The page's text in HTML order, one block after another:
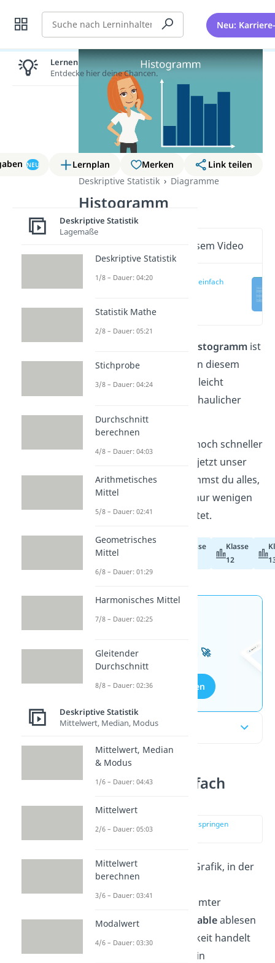
Suche Neu:
NEU Lernplan Merken
Link teilen
Deskriptive Statistik
Diagramme
Histogramm
Wichtige Inhalte in diesem Video
Histogramm einfach
Du fragst dich, was ein Histogrammist
und wie man es erstellt? In diesem
Artikel erklären wir dir es leicht
verständlich anhand anschaulicher
Beispiele!
Du möchtest das Thema noch schneller
verstehen? Dann sieh dir jetzt unser
Lernvideoan! Hier bekommst du alles,
was du wissen musst, in nur wenigen
Minuten perfekt aufbereitet.
Abiturvorbereitung
Klasse
Klasse
12
Jetzt neu: Teste dein
kostenlosen Aufgaben 🚀
Aufgaben entdecken
Inhaltsübersicht
Histogramm einfach
zur Stelle im Video springen
(00:10)
Histogramm
ist eine Grafik, in der
Häufigkeiten oder die
Häufigkeitsdichte
bestimmter
Ausprägungen einer Variableablesen
kannst. Trotz der Ähnlichkeit handelt
es sich hierbei nicht um ein
Lernen lohnt sich!
Entdecke hier deine Chancen.
Deskriptive Statistik
Lagemaße
Deskriptive Statistik
1/8 – Dauer: 04:20
Statistik Mathe
2/8 – Dauer: 05:21
Stichprobe
3/8 – Dauer: 04:24
Durchschnitt
berechnen
4/8 – Dauer: 04:03
Arithmetisches
Mittel
5/8 – Dauer: 02:41
Geometrisches
Mittel
6/8 – Dauer: 01:29
Harmonisches Mittel
7/8 – Dauer: 02:25
Gleitender
Durchschnitt
8/8 – Dauer: 02:36
Deskriptive Statistik
Mittelwert, Median, Modus
Mittelwert, Median
& Modus
1/6 – Dauer: 04:43
Mittelwert
2/6 – Dauer: 05:03
Mittelwert
berechnen
3/6 – Dauer: 03:41
Modalwert
4/6 – Dauer: 03:30